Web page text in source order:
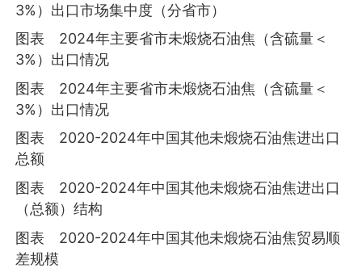
3%）出口市场集中度（分省市）
图表 2024年主要省市未煅烧石油焦（含硫量＜
3%）出口情况
图表 2024年主要省市未煅烧石油焦（含硫量＜
3%）出口情况
图表 2020-2024年中国其他未煅烧石油焦进出口
总额
图表 2020-2024年中国其他未煅烧石油焦进出口
（总额）结构
图表 2020-2024年中国其他未煅烧石油焦贸易顺
差规模